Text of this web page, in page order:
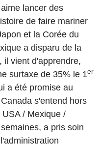
lancer des
de faire mariner
et la Corée du
a disparu de la
il vient d'apprendre,
surtaxe de 35% le 1er
a été promise au
s'entend hors
/ Mexique /
a pris soin